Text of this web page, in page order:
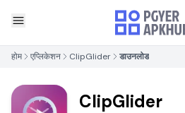
होम एप्लिकेशन ClipGlider डाउनलोड
ClipGlider